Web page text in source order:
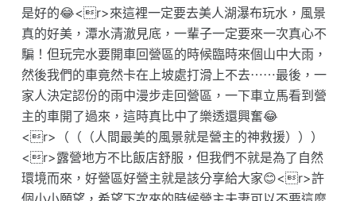
是好的😂<r>來這裡一定要去美人湖瀑布玩水，風景
真的好美，潭水清澈見底，一輩子一定要來一次真心不
騙！但玩完水要開車回營區的時候臨時來個山中大雨，
然後我們的車竟然卡在上坡處打滑上不去⋯⋯最後，一
家人決定認份的雨中漫步走回營區，一下車立馬看到營
主的車開了過來，這時真比中了樂透還興奮😂
<r>（（（人間最美的風景就是營主的神救援）））
<r>露營地方不比飯店舒服，但我們不就是為了自然
環境而來，好營區好營主就是該分享給大家😊<r>許